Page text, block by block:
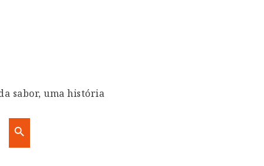
sabor, uma história
Search Button